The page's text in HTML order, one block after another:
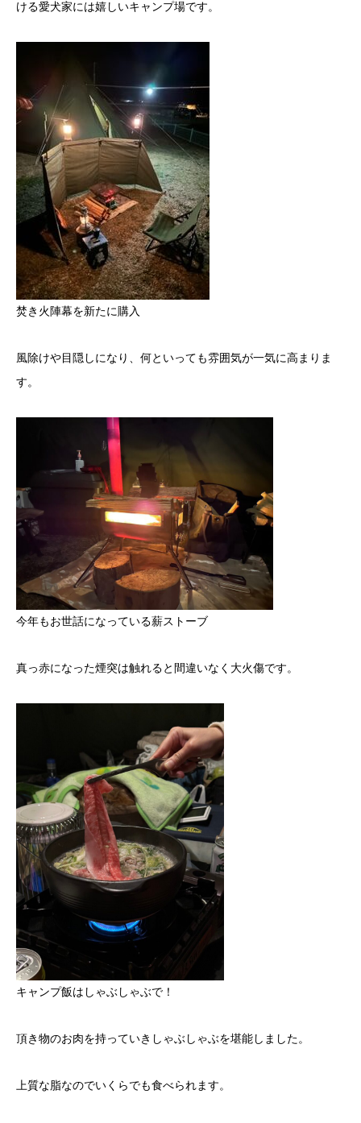
ける愛犬家には嬉しいキャンプ場です。
焚き火陣幕を新たに購入
風除けや目隠しになり、何といっても雰囲気が一気に高まりま
す。
今年もお世話になっている薪ストーブ
真っ赤になった煙突は触れると間違いなく大火傷です。
キャンプ飯はしゃぶしゃぶで！
頂き物のお肉を持っていきしゃぶしゃぶを堪能しました。
上質な脂なのでいくらでも食べられます。